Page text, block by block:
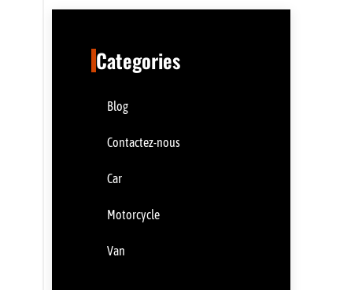
Categories
Blog
Contactez-nous
Car
Motorcycle
Van